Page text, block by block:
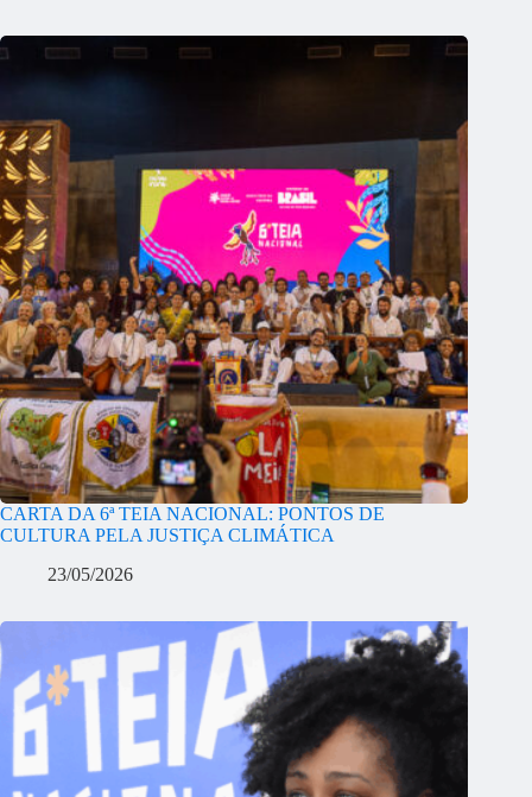
CARTA DA 6ª TEIA NACIONAL: PONTOS DE
CULTURA PELA JUSTIÇA CLIMÁTICA
23/05/2026